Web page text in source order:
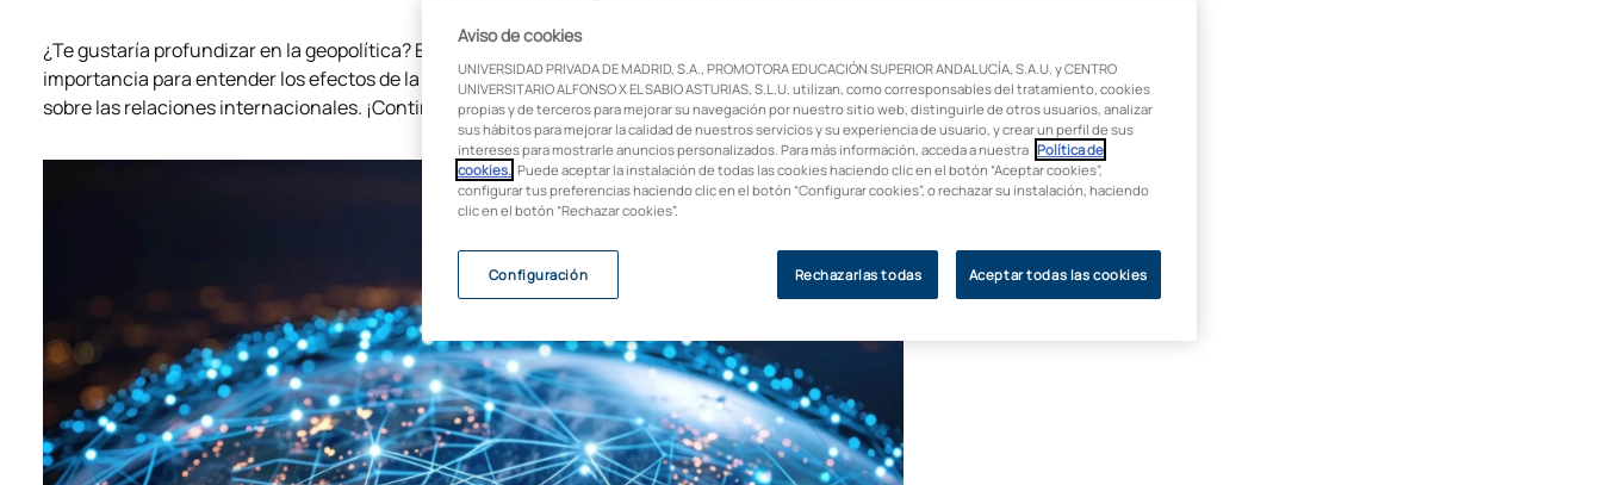
¿Te gustaría profundizar en la geopolítica? En este post, nos centramos en este estudio de vital
importancia para entender los efectos de la geografía física y humana sobre la política, así como
sobre las relaciones internacionales. ¡Continúa leyendo!
Aviso de cookies
UNIVERSIDAD PRIVADA DE MADRID, S.A., PROMOTORA EDUCACIÓN SUPERIOR ANDALUCÍA, S.A.U. y CENTRO
UNIVERSITARIO ALFONSO X EL SABIO ASTURIAS, S.L.U. utilizan, como corresponsables del tratamiento, cookies
propias y de terceros para mejorar su navegación por nuestro sitio web, distinguirle de otros usuarios, analizar
sus hábitos para mejorar la calidad de nuestros servicios y su experiencia de usuario, y crear un perfil de sus
intereses para mostrarle anuncios personalizados. Para más información, acceda a nuestra Política de
cookies. . Puede aceptar la instalación de todas las cookies haciendo clic en el botón “Aceptar cookies”,
configurar tus preferencias haciendo clic en el botón “Configurar cookies”, o rechazar su instalación, haciendo
clic en el botón “Rechazar cookies”.
Rechazarlas todas Aceptar todas las cookies
Configuración